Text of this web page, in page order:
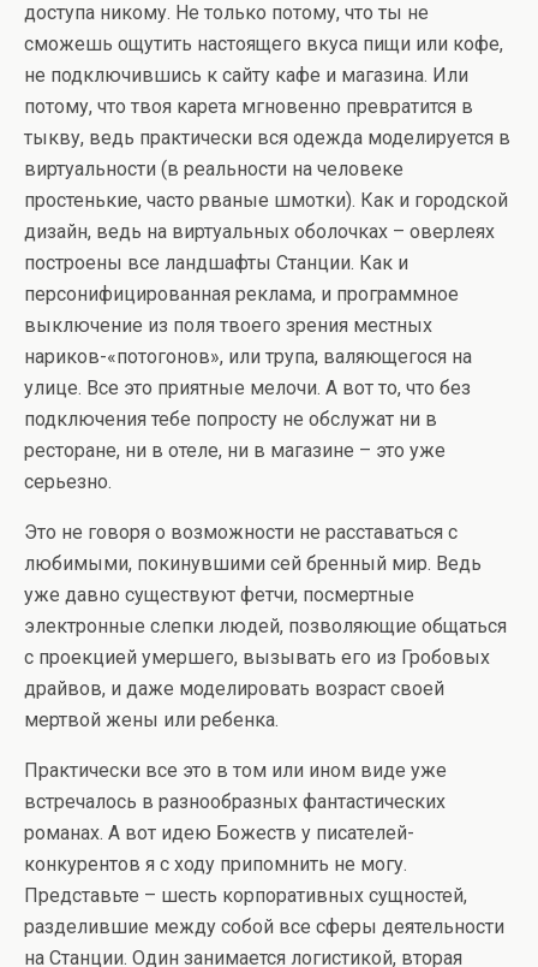
доступа никому. Не только потому, что ты не
сможешь ощутить настоящего вкуса пищи или кофе,
не подключившись к сайту кафе и магазина. Или
потому, что твоя карета мгновенно превратится в
тыкву, ведь практически вся одежда моделируется в
виртуальности (в реальности на человеке
простенькие, часто рваные шмотки). Как и городской
дизайн, ведь на виртуальных оболочках – оверлеях
построены все ландшафты Станции. Как и
персонифицированная реклама, и программное
выключение из поля твоего зрения местных
нариков-«потогонов», или трупа, валяющегося на
улице. Все это приятные мелочи. А вот то, что без
подключения тебе попросту не обслужат ни в
ресторане, ни в отеле, ни в магазине – это уже
серьезно.
Это не говоря о возможности не расставаться с
любимыми, покинувшими сей бренный мир. Ведь
уже давно существуют фетчи, посмертные
электронные слепки людей, позволяющие общаться
с проекцией умершего, вызывать его из Гробовых
драйвов, и даже моделировать возраст своей
мертвой жены или ребенка.
Практически все это в том или ином виде уже
встречалось в разнообразных фантастических
романах. А вот идею Божеств у писателей-
конкурентов я с ходу припомнить не могу.
Представьте – шесть корпоративных сущностей,
разделившие между собой все сферы деятельности
на Станции. Один занимается логистикой, вторая